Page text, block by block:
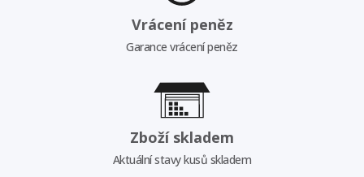
Vrácení peněz
Garance vrácení peněz
Zboží skladem
Aktuální stavy kusů skladem